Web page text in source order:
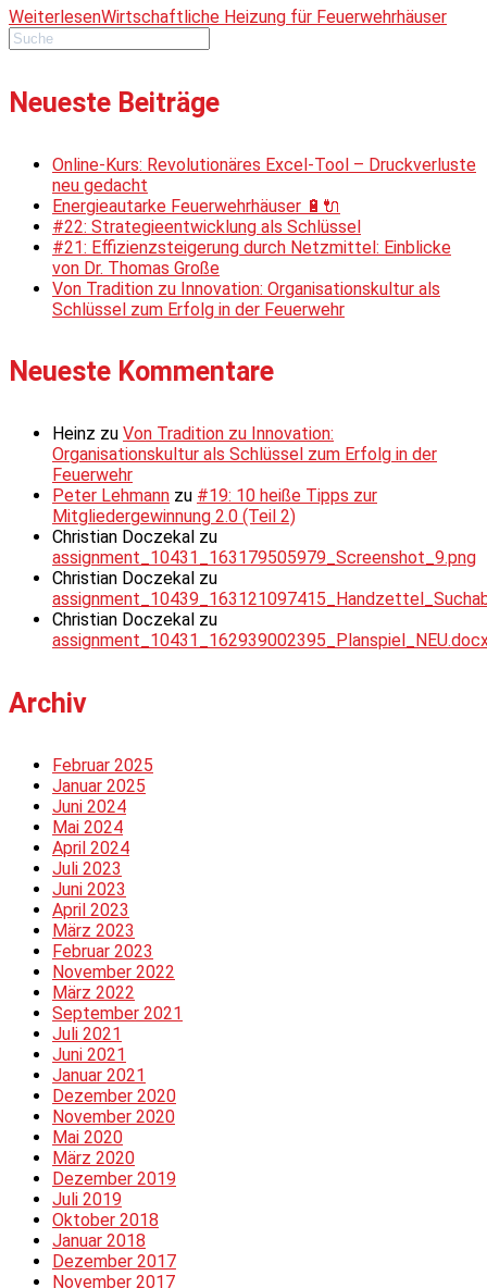
WeiterlesenWirtschaftliche Heizung für Feuerwehrhäuser
Neueste Beiträge
Online-Kurs: Revolutionäres Excel-Tool – Druckverluste
neu gedacht
Energieautarke Feuerwehrhäuser 🔋🔌
#22: Strategieentwicklung als Schlüssel
#21: Effizienzsteigerung durch Netzmittel: Einblicke
von Dr. Thomas Große
Von Tradition zu Innovation: Organisationskultur als
Schlüssel zum Erfolg in der Feuerwehr
Neueste Kommentare
Heinz zu Von Tradition zu Innovation:
Organisationskultur als Schlüssel zum Erfolg in der
Feuerwehr
Peter Lehmann zu #19: 10 heiße Tipps zur
Mitgliedergewinnung 2.0 (Teil 2)
Christian Doczekal zu
assignment_10431_163179505979_Screenshot_9.png
Christian Doczekal zu
Christian Doczekal zu
Archiv
Februar 2025
Januar 2025
Juni 2024
Mai 2024
April 2024
Juli 2023
Juni 2023
April 2023
März 2023
Februar 2023
November 2022
März 2022
September 2021
Juli 2021
Juni 2021
Januar 2021
Dezember 2020
November 2020
Mai 2020
März 2020
Dezember 2019
Juli 2019
Oktober 2018
Januar 2018
Dezember 2017
November 2017